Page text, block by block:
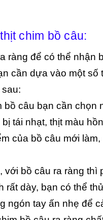
chim bồ câu:
ràng để có thể nhận
cần dựa vào một số
bồ câu bạn cần chọn
tái nhạt, thịt màu
của bồ câu mới
với bồ câu ra ràng thì
rất dày, bạn có thể
ngón tay ấn nhẹ để